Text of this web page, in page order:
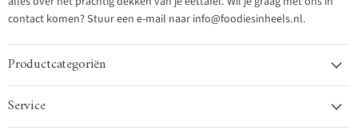
contact komen? Stuur een e-mail naar info@foodiesinheels.nl.
Productcategoriën
Service